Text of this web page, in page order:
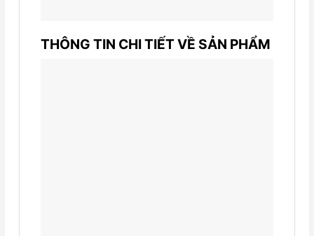
THÔNG TIN CHI TIẾT VỀ SẢN PHẨM